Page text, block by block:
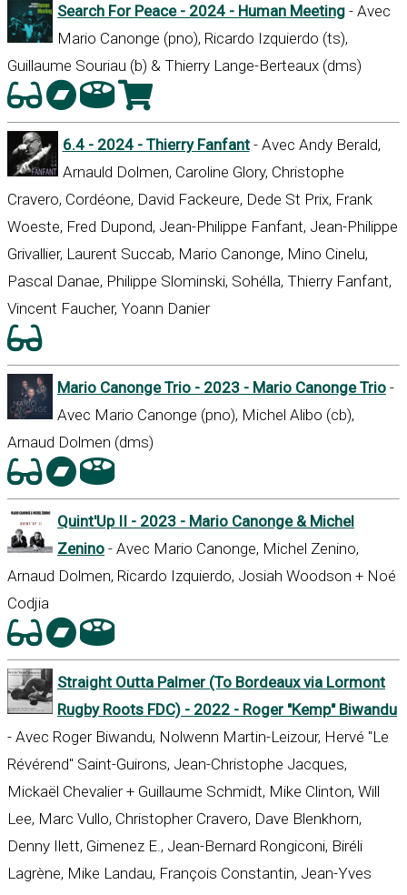
Search For Peace - 2024 - Human Meeting - Avec
Mario Canonge (pno), Ricardo Izquierdo (ts),
Guillaume Souriau (b) & Thierry Lange-Berteaux (dms)
6.4 - 2024 - Thierry Fanfant- Avec Andy Berald,
Arnauld Dolmen, Caroline Glory, Christophe
Cravero, Cordéone, David Fackeure, Dede St Prix, Frank
Woeste, Fred Dupond, Jean-Philippe Fanfant, Jean-Philippe
Grivallier, Laurent Succab, Mario Canonge, Mino Cinelu,
Pascal Danae, Philippe Slominski, Sohélla, Thierry Fanfant,
Vincent Faucher, Yoann Danier
Mario Canonge Trio - 2023 - Mario Canonge Trio -
Avec Mario Canonge (pno), Michel Alibo (cb),
Arnaud Dolmen (dms)
Quint'Up II - 2023 - Mario Canonge & Michel
Zenino - Avec Mario Canonge, Michel Zenino,
Arnaud Dolmen, Ricardo Izquierdo, Josiah Woodson + Noé
Codjia
Straight Outta Palmer (To Bordeaux via Lormont
Rugby Roots FDC) - 2022 - Roger "Kemp" Biwandu
- Avec Roger Biwandu, Nolwenn Martin-Leizour, Hervé "Le
Révérend" Saint-Guirons, Jean-Christophe Jacques,
Mickaël Chevalier + Guillaume Schmidt, Mike Clinton, Will
Lee, Marc Vullo, Christopher Cravero, Dave Blenkhorn,
Denny Ilett, Gimenez E., Jean-Bernard Rongiconi, Biréli
Lagrène, Mike Landau, François Constantin, Jean-Yves